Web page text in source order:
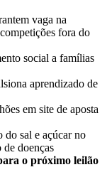
vaga na
fora do
social a famílias
aprendizado de
em site de aposta
do sal e açúcar no
de doenças
o próximo leilão